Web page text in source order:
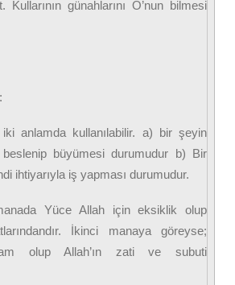
günahlarını O’nun bilmesi
anlamda kullanılabilir. a) bir şeyin
beslenip büyümesi durumudur b) Bir
ihtiyarıyla iş yapması durumudur.
Yüce Allah için eksiklik olup
İkinci manaya göreyse;
olup Allah’ın zati ve subuti